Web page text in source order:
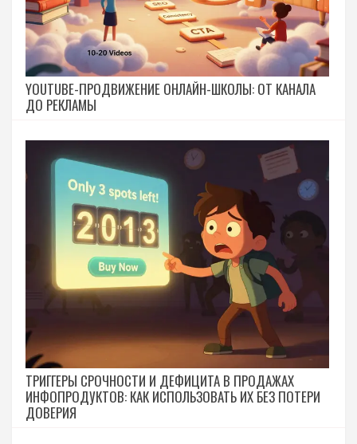
YOUTUBE-ПРОДВИЖЕНИЕ ОНЛАЙН-ШКОЛЫ: ОТ КАНАЛА
ДО РЕКЛАМЫ
ТРИГГЕРЫ СРОЧНОСТИ И ДЕФИЦИТА В ПРОДАЖАХ
ИНФОПРОДУКТОВ: КАК ИСПОЛЬЗОВАТЬ ИХ БЕЗ ПОТЕРИ
ДОВЕРИЯ